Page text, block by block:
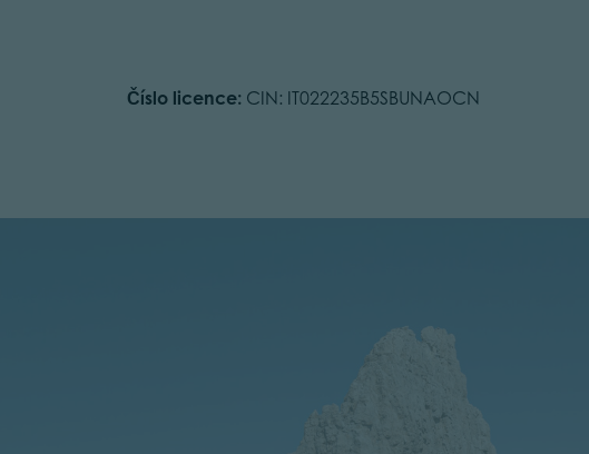
Číslo licence: CIN: IT022235B5SBUNAOCN